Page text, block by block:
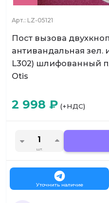
Арт.: LZ-05121
Пост вызова
антивандальная зел.
L302) шлифованный
Otis
2 998 ₽ (+НДС)
шт.
Уточнить наличие